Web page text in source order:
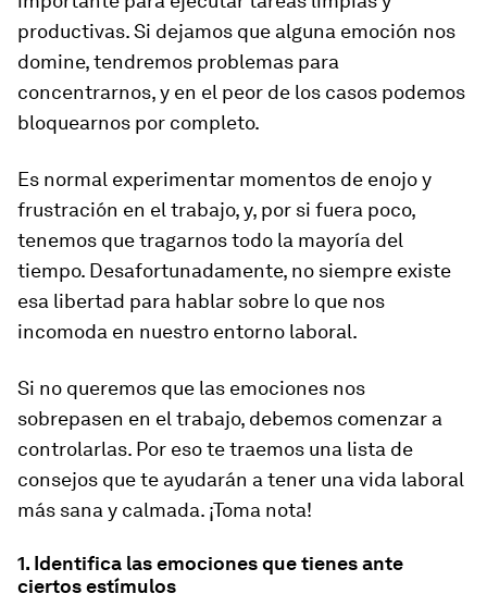
productivas. Si dejamos que alguna emoción nos
domine, tendremos problemas para
concentrarnos, y en el peor de los casos podemos
bloquearnos por completo.
Es normal experimentar momentos de enojo y
frustración en el trabajo, y, por si fuera poco,
tenemos que tragarnos todo la mayoría del
tiempo. Desafortunadamente, no siempre existe
esa libertad para hablar sobre lo que nos
incomoda en nuestro entorno laboral.
Si no queremos que las emociones nos
sobrepasen en el trabajo, debemos comenzar a
controlarlas. Por eso te traemos una lista de
consejos que te ayudarán a tener una vida laboral
más sana y calmada. ¡Toma nota!
1. Identifica las emociones que tienes ante
ciertos estímulos